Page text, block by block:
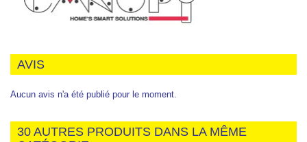
AVIS
Aucun avis n'a été publié pour le moment.
30 AUTRES PRODUITS DANS LA MÊME